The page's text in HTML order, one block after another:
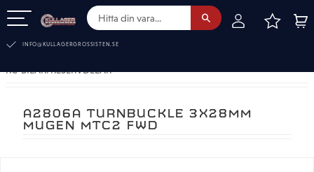
INFO@KULLAGERGROSSISTEN.SE
RC-BILAR. RESERVDELAR
A2806A TURNBUCKLE 3X28MM
MUGEN MTC2 FWD